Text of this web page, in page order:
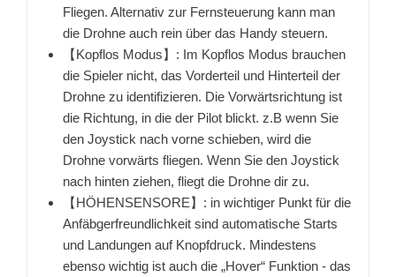
Fliegen. Alternativ zur Fernsteuerung kann man
die Drohne auch rein über das Handy steuern.
【Kopflos Modus】: Im Kopflos Modus brauchen
die Spieler nicht, das Vorderteil und Hinterteil der
Drohne zu identifizieren. Die Vorwärtsrichtung ist
die Richtung, in die der Pilot blickt. z.B wenn Sie
den Joystick nach vorne schieben, wird die
Drohne vorwärts fliegen. Wenn Sie den Joystick
nach hinten ziehen, fliegt die Drohne dir zu.
【HÖHENSENSORE】: in wichtiger Punkt für die
Anfäbgerfreundlichkeit sind automatische Starts
und Landungen auf Knopfdruck. Mindestens
ebenso wichtig ist auch die „Hover“ Funktion - das